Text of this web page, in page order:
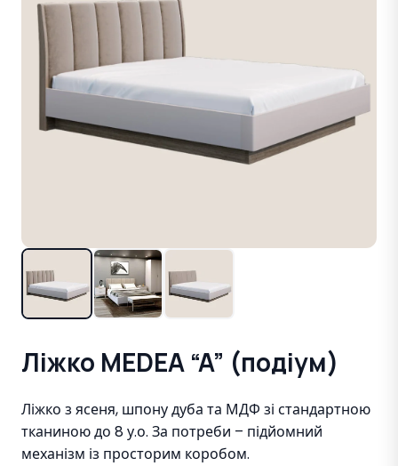
Ліжко MEDEA “A” (подіум)
Ліжко з ясеня, шпону дуба та МДФ зі стандартною
тканиною до 8 у.о. За потреби – підйомний
механізм із просторим коробом.